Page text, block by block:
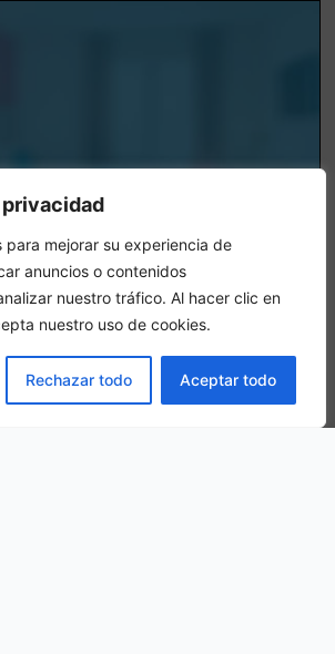
para mejorar su experiencia de
anuncios o contenidos
nuestro tráfico. Al hacer clic en
nuestro uso de cookies.
Rechazar todo Aceptar todo
triple
triple, 3 adultes sont logés dans la même
LIVRE